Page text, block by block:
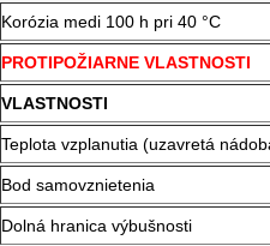
Korózia medi 100 h pri 40 °C
PROTIPOŽIARNE VLASTNOSTI
VLASTNOSTI
Teplota vzplanutia (uzavretá
Bod samovznietenia
Dolná hranica výbušnosti